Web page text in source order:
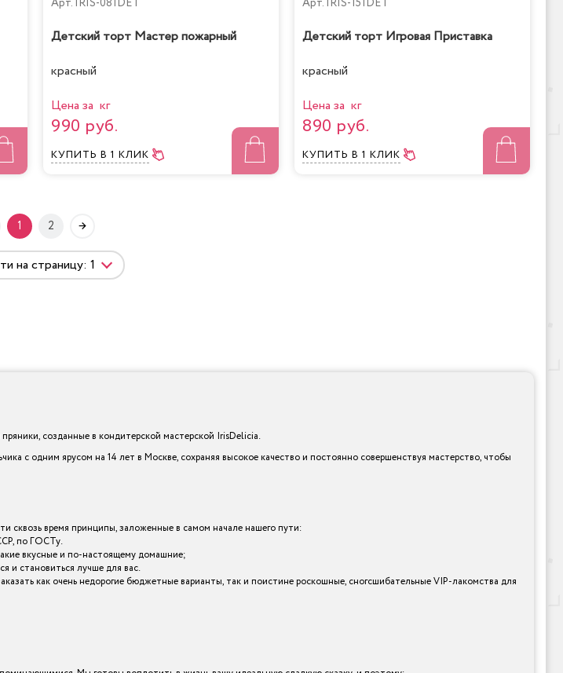
Детский торт Мастер пожарный
красный
Цена за кг
990 руб.
КУПИТЬ В 1 КЛИК
Детский торт Игровая Приставка
красный
Цена за кг
890 руб.
КУПИТЬ В 1 КЛИК
1 2
созданные в кондитерской мастерской IrisDelicia.
с одним ярусом на 14 лет в Москве, сохраняя высокое качество и постоянно совершенствуя мастерство, чтобы
сквозь время принципы, заложенные в самом начале нашего пути:
по ГОСТу.
вкусные и по-настоящему домашние;
и становиться лучше для вас.
как очень недорогие бюджетные варианты, так и поистине роскошные, сногсшибательные VIP-лакомства для